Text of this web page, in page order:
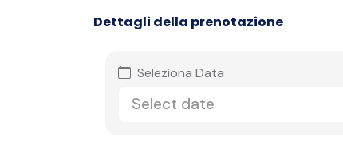
Dettagli della prenotazione
Seleziona Data